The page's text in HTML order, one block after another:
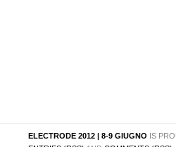
ELECTRODE 2012 | 8-9 GIUGNO IS